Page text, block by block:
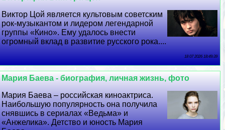
Виктор Цой является культовым советским
рок-музыкантом и лидером легендарной
группы «Кино». Ему удалось внести
огромный вклад в развитие русского рока....
18 07 2026 18:49:39
Мария Баева - биография, личная жизнь, фото
Мария Баева – российская киноактриса.
Наибольшую популярность она получила
снявшись в сериалах «Ведьма» и
«Анжелика». Детство и юность Мария